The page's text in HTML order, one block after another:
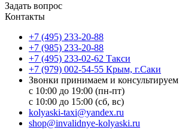
Задать вопрос
Контакты
+7 (495) 233-20-88
+7 (985) 233-20-88
+7 (495) 233-02-62 Такси
+7 (979) 002-54-55 Крым, г.Саки
Звонки принимаем и консультируем
с 10:00 до 19:00 (пн-пт)
с 10:00 до 15:00 (сб, вс)
kolyaski-taxi@yandex.ru
shop@invalidnye-kolyaski.ru